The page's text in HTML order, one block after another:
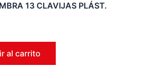
13 CLAVIJAS PLÁST.
al carrito